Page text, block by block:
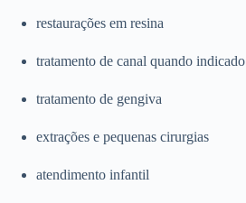
restaurações em resina
tratamento de canal quando indicado
tratamento de gengiva
extrações e pequenas cirurgias
atendimento infantil